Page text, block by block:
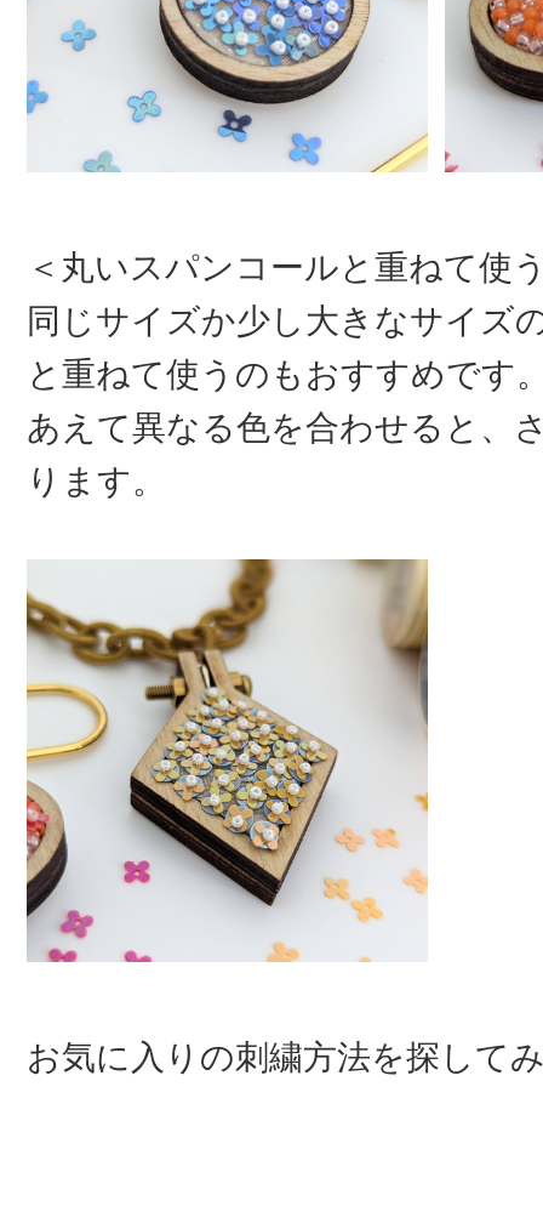
＜丸いスパンコールと重ねて使
同じサイズか少し大きなサイズ
と重ねて使うのもおすすめです
あえて異なる色を合わせると、
ります。
お気に入りの刺繍方法を探して